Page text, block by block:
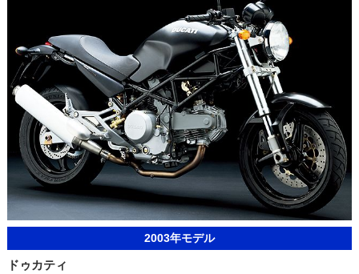
2003年モデル
ドゥカティ